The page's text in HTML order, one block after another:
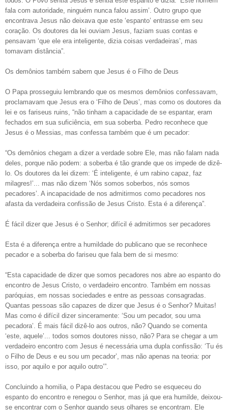
fala com autoridade, ninguém nunca falou assim’. Outro grupo que
encontrava Jesus não deixava que este ‘espanto’ entrasse em seu
coração. Os doutores da lei ouviam Jesus, faziam suas contas e
pensavam ‘que ele era inteligente, dizia coisas verdadeiras’, mas
tomavam distância”.
Os demônios também sabem que Jesus é o Filho de Deus
O Papa prosseguiu lembrando que os mesmos demônios confessavam,
proclamavam que Jesus era o ‘Filho de Deus’, mas como os doutores da
lei e os fariseus ruins, “não tinham a capacidade de se espantar, eram
fechados em sua suficiência, em sua soberba. Pedro reconhece que
Jesus é o Messias, mas confessa também que é um pecador:
“Os demônios chegam a dizer a verdade sobre Ele, mas não falam nada
deles, porque não podem: a soberba é tão grande que os impede de dizê-
lo. Os doutores da lei dizem: ‘É inteligente, é um rabino capaz, faz
milagres!’... mas não dizem ‘Nós somos soberbos, nós somos
pecadores’. A incapacidade de nos admitirmos como pecadores nos
afasta da verdadeira confissão de Jesus Cristo. Esta é a diferença”.
É fácil dizer que Jesus é o Senhor; difícil é admitirmos ser pecadores
Esta é a diferença entre a humildade do publicano que se reconhece
pecador e a soberba do fariseu que fala bem de si mesmo:
“Esta capacidade de dizer que somos pecadores nos abre ao espanto do
encontro de Jesus Cristo, o verdadeiro encontro. Também em nossas
paróquias, em nossas sociedades e entre as pessoas consagradas.
Quantas pessoas são capazes de dizer que Jesus é o Senhor? Muitas!
Mas como é difícil dizer sinceramente: ‘Sou um pecador, sou uma
pecadora’. É mais fácil dizê-lo aos outros, não? Quando se comenta
‘este, aquele’... todos somos doutores nisso, não? Para se chegar a um
verdadeiro encontro com Jesus é necessária uma dupla confissão: ‘Tu és
o Filho de Deus e eu sou um pecador’, mas não apenas na teoria: por
isso, por aquilo e por aquilo outro’”.
Concluindo a homilia, o Papa destacou que Pedro se esqueceu do
espanto do encontro e renegou o Senhor, mas já que era humilde, deixou-
se encontrar com o Senhor quando seus olhares se encontram. Ele